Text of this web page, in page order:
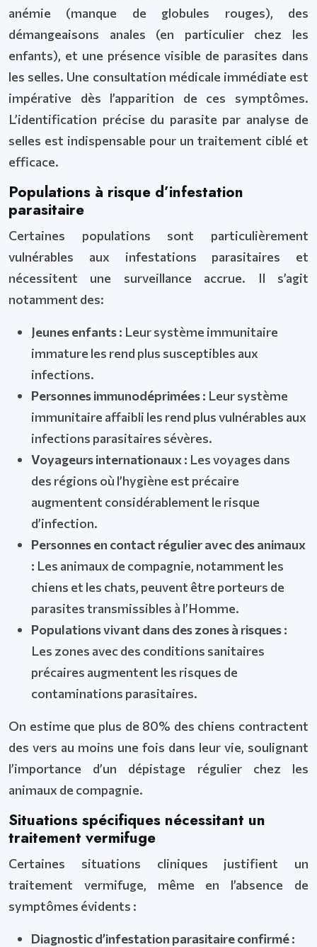
anémie (manque de globules rouges), des
démangeaisons anales (en particulier chez les
enfants), et une présence visible de parasites dans
les selles. Une consultation médicale immédiate est
impérative dès l’apparition de ces symptômes.
L’identification précise du parasite par analyse de
selles est indispensable pour un traitement ciblé et
efficace.
Populations à risque d’infestation
parasitaire
Certaines populations sont particulièrement
vulnérables aux infestations parasitaires et
nécessitent une surveillance accrue. Il s’agit
notamment des:
Jeunes enfants : Leur système immunitaire
immature les rend plus susceptibles aux
infections.
Personnes immunodéprimées : Leur système
immunitaire affaibli les rend plus vulnérables aux
infections parasitaires sévères.
Voyageurs internationaux : Les voyages dans
des régions où l’hygiène est précaire
augmentent considérablement le risque
d’infection.
Personnes en contact régulier avec des animaux
: Les animaux de compagnie, notamment les
chiens et les chats, peuvent être porteurs de
parasites transmissibles à l’Homme.
Populations vivant dans des zones à risques :
Les zones avec des conditions sanitaires
précaires augmentent les risques de
contaminations parasitaires.
On estime que plus de 80% des chiens contractent
des vers au moins une fois dans leur vie, soulignant
l’importance d’un dépistage régulier chez les
animaux de compagnie.
Situations spécifiques nécessitant un
traitement vermifuge
Certaines situations cliniques justifient un
traitement vermifuge, même en l’absence de
symptômes évidents :
Diagnostic d’infestation parasitaire confirmé :